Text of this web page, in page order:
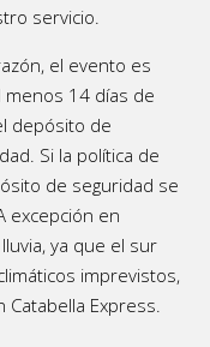
servicio.
el evento es
menos 14 días de
depósito de
Si la política de
de seguridad se
excepción en
ya que el sur
imprevistos,
Express.